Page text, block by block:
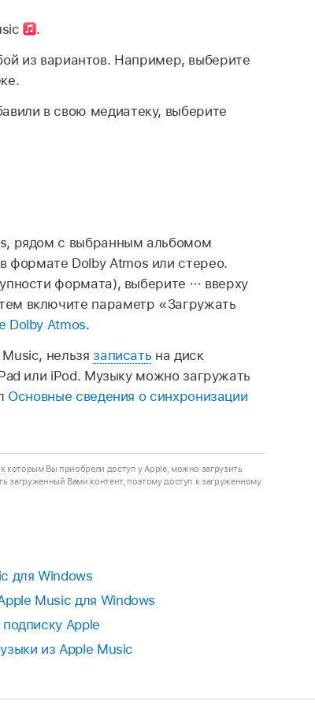
.
из вариантов. Например, выберите
в свою медиатеку, выберите
рядом с выбранным альбомом
формате Dolby Atmos или стерео.
формата), выберите
вверху
включите параметр «Загружать
Dolby Atmos.
нельзя записать на диск
или iPod. Музыку можно загружать
Основные сведения о синхронизации
которым Вы приобрели доступ у Apple, можно загрузить
загруженный Вами контент, поэтому доступ к загруженному
для Windows
Music для Windows
Apple
из Apple Music